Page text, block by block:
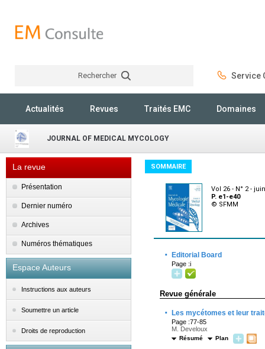
Rechercher Service
Actualités Revues Traités EMC Domaines
JOURNAL OF MEDICAL MYCOLOGY
La revue
Présentation
Dernier numéro
Archives
Numéros thématiques
Espace Auteurs
Instructions aux auteurs
Soumettre un article
Droits de reproduction
SOMMAIRE
Vol 26 - N° 2 -
P. e1-e40
© SFMM
· Editorial Board
Page :i
Revue générale
· Les mycétomes et leur
Page :77-85
M. Develoux
Résumé Plan